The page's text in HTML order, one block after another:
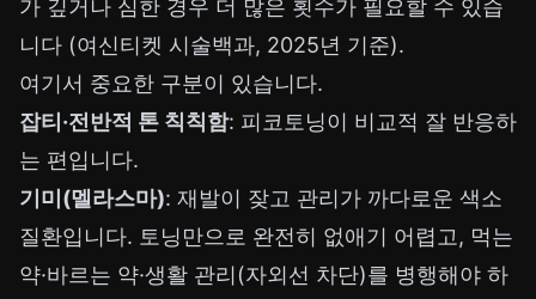
가 깊거나 심한 경우 더 많은 횟수가 필요할 수 있습
니다 (여신티켓 시술백과, 2025년 기준).
여기서 중요한 구분이 있습니다.
잡티·전반적 톤 칙칙함: 피코토닝이 비교적 잘 반응하
는 편입니다.
기미(멜라스마): 재발이 잦고 관리가 까다로운 색소
질환입니다. 토닝만으로 완전히 없애기 어렵고, 먹는
약·바르는 약·생활 관리(자외선 차단)를 병행해야 하